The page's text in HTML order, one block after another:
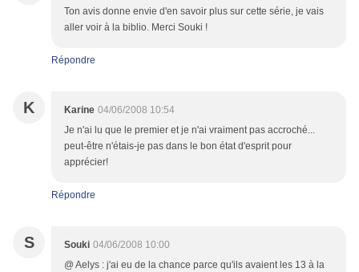
Ton avis donne envie d'en savoir plus sur cette série, je vais
aller voir à la biblio. Merci Souki !
Répondre
K Karine 04/06/2008 10:54
Je n'ai lu que le premier et je n'ai vraiment pas accroché...
peut-être n'étais-je pas dans le bon état d'esprit pour
apprécier!
Répondre
S Souki 04/06/2008 10:00
@ Aelys : j'ai eu de la chance parce qu'ils avaient les 13 à la